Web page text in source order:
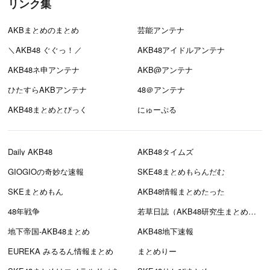
リンク集
AKBまとめのまとめ
芸能アンテナ
＼AKB48 ぐぐっ！／
AKB48アイドルアンテナ
AKB48ネ申アンテナ
AKB@アンテナ
ひたすらAKBアンテナ
48＠アンテナ
AKB48まとめとぴっく
にゅーぷる
Daily AKB48
AKB48タイムズ
GIOGIOの奇妙な速報
SKE48まとめもらんだむ
SKEまとめもん
AKB48情報まとめたった
48年戦争
若草日誌（AKB48研究生まとめブログ）
地下帝国-AKB48まとめ
AKB48地下速報
EUREKA みるるん情報まとめ
まとめりー